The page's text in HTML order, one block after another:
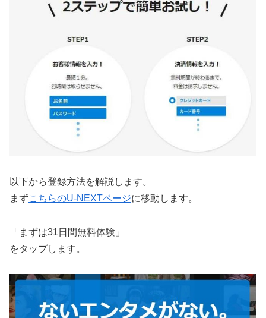
以下から登録方法を解説します。
まずこちらのU-NEXTページに移動します。
「まずは31日間無料体験」
をタップします。